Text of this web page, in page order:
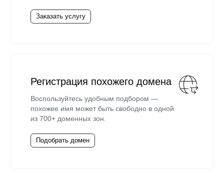
Заказать услугу
Регистрация похожего домена
Воспользуйтесь удобным подбором —
похожее имя может быть свободно в одной
из 700+ доменных зон.
Подобрать домен